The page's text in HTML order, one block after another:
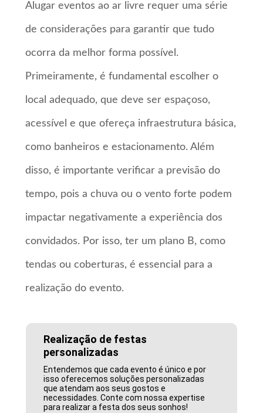
Alugar eventos ao ar livre requer uma série
de considerações para garantir que tudo
ocorra da melhor forma possível.
Primeiramente, é fundamental escolher o
local adequado, que deve ser espaçoso,
acessível e que ofereça infraestrutura básica,
como banheiros e estacionamento. Além
disso, é importante verificar a previsão do
tempo, pois a chuva ou o vento forte podem
impactar negativamente a experiência dos
convidados. Por isso, ter um plano B, como
tendas ou coberturas, é essencial para a
realização do evento.
Realização de festas
personalizadas
Entendemos que cada evento é único e por
isso oferecemos soluções personalizadas
que atendam aos seus gostos e
necessidades. Conte com nossa expertise
para realizar a festa dos seus sonhos!